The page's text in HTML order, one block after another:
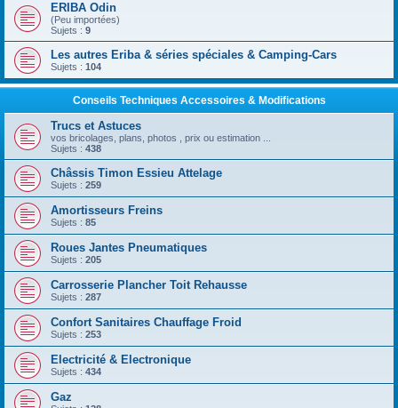
ERIBA Odin
(Peu importées)
Sujets : 9
Les autres Eriba & séries spéciales & Camping-Cars
Sujets : 104
Conseils Techniques Accessoires & Modifications
Trucs et Astuces
vos bricolages, plans, photos , prix ou estimation ...
Sujets : 438
Châssis Timon Essieu Attelage
Sujets : 259
Amortisseurs Freins
Sujets : 85
Roues Jantes Pneumatiques
Sujets : 205
Carrosserie Plancher Toit Rehausse
Sujets : 287
Confort Sanitaires Chauffage Froid
Sujets : 253
Electricité & Electronique
Sujets : 434
Gaz